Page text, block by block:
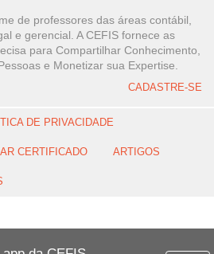
de professores das áreas contábil,
e gerencial. A CEFIS fornece as
para Compartilhar Conhecimento,
e Monetizar sua Expertise.
CADASTRE-SE
DE PRIVACIDADE
CERTIFICADO ARTIGOS